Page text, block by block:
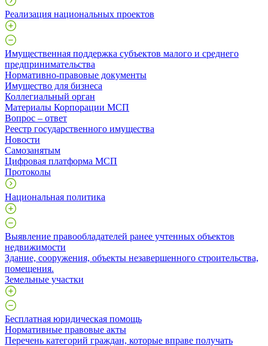
Реализация национальных проектов
Имущественная поддержка субъектов малого и среднего
предпринимательства
Нормативно-правовые документы
Имущество для бизнеса
Коллегиальный орган
Материалы Корпорации МСП
Вопрос – ответ
Реестр государственного имущества
Новости
Самозанятым
Цифровая платформа МСП
Протоколы
Национальная политика
Выявление правообладателей ранее учтенных объектов
недвижимости
​Здание, сооружения, объекты незавершенного строительства,
помещения.
Земельные участки
Бесплатная юридическая помощь
Нормативные правовые акты
Перечень категорий граждан, которые вправе получать